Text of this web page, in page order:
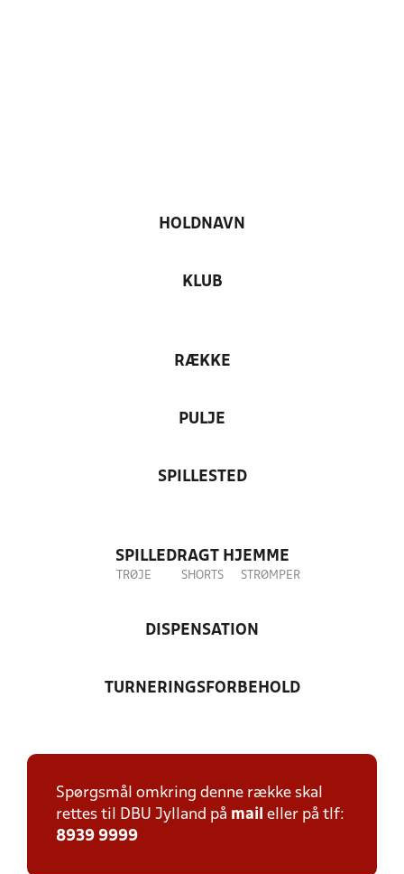
HOLDNAVN
KLUB
RÆKKE
PULJE
SPILLESTED
SPILLEDRAGT HJEMME
TRØJE SHORTS STRØMPER
DISPENSATION
TURNERINGSFORBEHOLD
Spørgsmål omkring denne række skal
rettes til DBU Jylland på mail eller på tlf:
8939 9999